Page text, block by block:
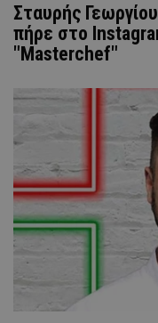
Σταυρής
πήρε στο
"Masterchef"